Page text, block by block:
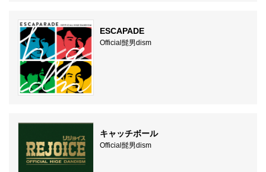
ESCAPADE
Official髭男dism
キャッチボール
Official髭男dism